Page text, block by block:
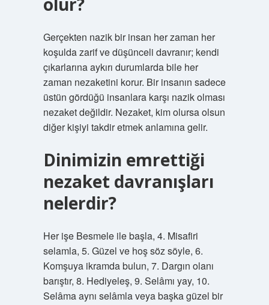
Gerçekten nazik bir insan her zaman her
koşulda zarif ve düşünceli davranır; kendi
çıkarlarına aykırı durumlarda bile her
zaman nezaketini korur. Bir insanın sadece
üstün gördüğü insanlara karşı nazik olması
nezaket değildir. Nezaket, kim olursa olsun
diğer kişiyi takdir etmek anlamına gelir.
Dinimizin emrettiği
nezaket davranışları
nelerdir?
Her işe Besmele ile başla, 4. Misafiri
selamla, 5. Güzel ve hoş söz söyle, 6.
Komşuya ikramda bulun, 7. Dargın olanı
barıştır, 8. Hediyeleş, 9. Selâmı yay, 10.
Selâma aynı selâmla veya başka güzel bir